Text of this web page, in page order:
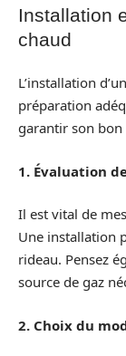
Installation
chaud
L’installation
préparation
garantir son bon
1. Évaluation
Il est vital de
Une installation
rideau. Pensez
source de gaz
2. Choix du